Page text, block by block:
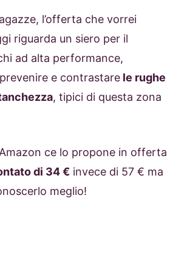
l’offerta che vorrei
riguarda un siero per il
ad alta performance,
e contrastare le rughe
, tipici di questa zona
ce lo propone in offerta
di 34 € invece di 57 € ma
meglio!